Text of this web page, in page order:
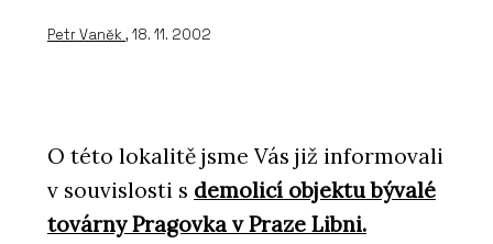
Petr Vaněk , 18. 11. 2002
O této lokalitě jsme Vás již informovali
v souvislosti s demolicí objektu bývalé
továrny Pragovka v Praze Libni.